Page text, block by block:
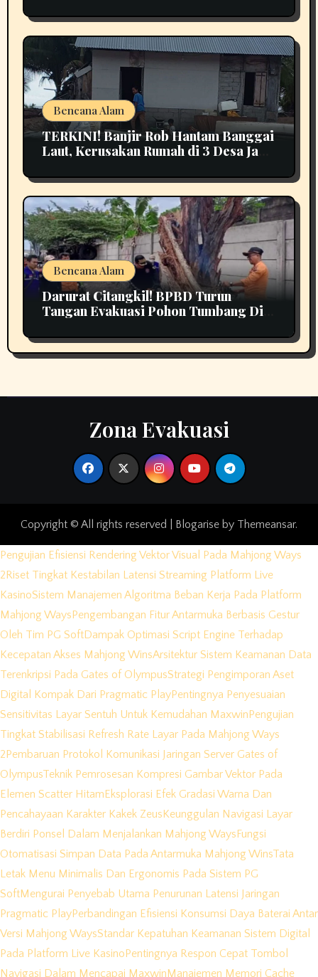
Bencana Alam
TERKINI! Banjir Rob Hantam Banggai
Laut, Kerusakan Rumah di 3 Desa Jadi
Bencana Alam
Darurat Citangkil! BPBD Turun
Tangan Evakuasi Pohon Tumbang Di
Zona Evakuasi
Copyright © All rights reserved Blogarise by Themeansar.
Pengujian Efisiensi Rendering Vektor Visual Pada Mahjong Ways
2 Riset Tingkat Kestabilan Latensi Streaming Platform Live
KasinoSistem Manajemen Algoritma Beban Kerja Pada Platform
Mahjong Ways Pengembangan Fitur Antarmuka Berbasis Gestur
Oleh Tim PG SoftDampak Optimasi Script Engine Terhadap
Kecepatan Akses Mahjong WinsArsitektur Sistem Keamanan Data
Terenkripsi Pada Gates of OlympusStrategi Pengimporan Aset
Digital Kompak Dari Pragmatic PlayPentingnya Penyesuaian
Sensitivitas Layar Sentuh Untuk Kemudahan Maxwin Pengujian
Tingkat Stabilisasi Refresh Rate Layar Pada Mahjong Ways
2 Pembaruan Protokol Komunikasi Jaringan Server Gates of
OlympusTeknik Pemrosesan Kompresi Gambar Vektor Pada
Elemen Scatter Hitam Eksplorasi Efek Gradasi Warna Dan
Pencahayaan Karakter Kakek Zeus Keunggulan Navigasi Layar
Berdiri Ponsel Dalam Menjalankan Mahjong Ways Fungsi
Otomatisasi Simpan Data Pada Antarmuka Mahjong WinsTata
Letak Menu Minimalis Dan Ergonomis Pada Sistem PG
SoftMengurai Penyebab Utama Penurunan Latensi Jaringan
Pragmatic PlayPerbandingan Efisiensi Konsumsi Daya Baterai Antar
Versi Mahjong WaysStandar Kepatuhan Keamanan Sistem Digital
Pada Platform Live Kasino Pentingnya Respon Cepat Tombol
Navigasi Dalam Mencapai Maxwin Manajemen Memori Cache